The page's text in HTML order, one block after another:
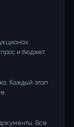
и бюджет.
Каждый этап
Все